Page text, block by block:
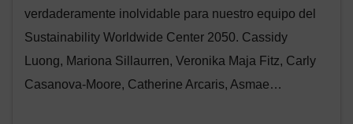
verdaderamente inolvidable para nuestro equipo del
Sustainability Worldwide Center 2050. Cassidy
Luong, Mariona Sillaurren, Veronika Maja Fitz, Carly
Casanova-Moore, Catherine Arcaris, Asmae…